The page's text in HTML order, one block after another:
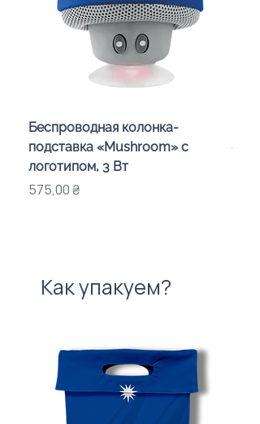
Беспроводная колонка-
подставка «Mushroom» с
логотипом, 3 Вт
Цена
575,00 ₴
Как упакуем?